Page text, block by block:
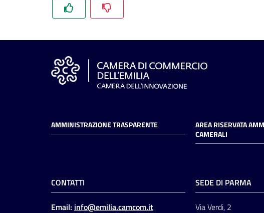
AMMINISTRAZIONE TRASPARENTE
AREA RISERVATA
CAMERALI
CONTATTI
Email: info@emilia.camcom.it
SEDE DI PARMA
Via Verdi, 2